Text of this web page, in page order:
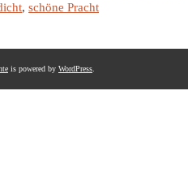
, schöne Pracht
is powered by WordPress